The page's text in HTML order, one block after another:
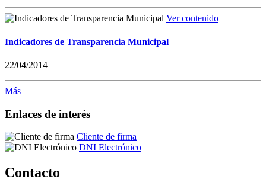
Ver contenido
Indicadores de Transparencia Municipal
22/04/2014
Más
Enlaces de interés
Cliente de firma
DNI Electrónico
Contacto